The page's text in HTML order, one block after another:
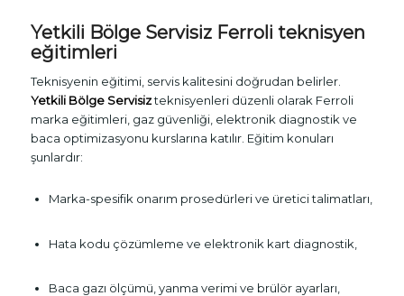
Yetkili Bölge Servisiz Ferroli teknisyen
eğitimleri
Teknisyenin eğitimi, servis kalitesini doğrudan belirler.
Yetkili Bölge Servisizteknisyenleri düzenli olarak Ferroli
marka eğitimleri, gaz güvenliği, elektronik diagnostik ve
baca optimizasyonu kurslarına katılır. Eğitim konuları
şunlardır:
Marka-spesifik onarım prosedürleri ve üretici talimatları,
Hata kodu çözümleme ve elektronik kart diagnostik,
Baca gazı ölçümü, yanma verimi ve brülör ayarları,